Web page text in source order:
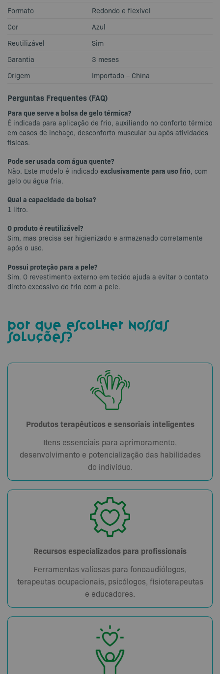
Formato
Redondo e flexível
Cor
Azul
Reutilizável
Sim
Garantia
3 meses
Origem
Importado – China
Perguntas Frequentes (FAQ)
Para que serve a bolsa de gelo térmica?
É indicada para aplicação de frio, auxiliando no conforto térmico
em casos de inchaço, desconforto muscular ou após atividades
físicas.
Pode ser usada com água quente?
Não. Este modelo é indicado exclusivamente para uso frio, com
gelo ou água fria.
Qual a capacidade da bolsa?
1 litro.
O produto é reutilizável?
Sim, mas precisa ser higienizado e armazenado corretamente
após o uso.
Possui proteção para a pele?
Sim. O revestimento externo em tecido ajuda a evitar o contato
direto excessivo do frio com a pele.
por que escolher nossas
soluções?
Produtos terapêuticos e sensoriais inteligentes
Itens essenciais para aprimoramento,
desenvolvimento e potencialização das habilidades
do indivíduo.
Recursos especializados para profissionais
Ferramentas valiosas para fonoaudiólogos,
terapeutas ocupacionais, psicólogos, fisioterapeutas
e educadores.